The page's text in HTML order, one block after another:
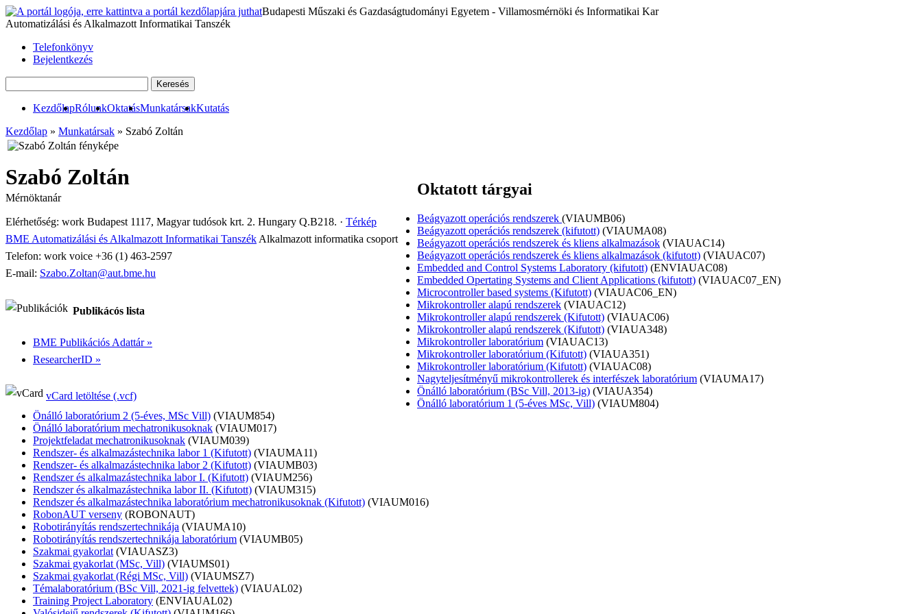
Budapesti Műszaki és Gazdaságtudományi Egyetem - Villamosmérnöki és Informatikai Kar
Automatizálási és Alkalmazott Informatikai Tanszék
Telefonkönyv
Bejelentkezés
KezdőlapRólunkOktatásMunkatársakKutatás
Kezdőlap » Munkatársak » Szabó Zoltán
Szabó Zoltán
Mérnöktanár
Elérhetőség: work Budapest 1117, Magyar tudósok krt. 2. Hungary Q.B218. · Térkép
BME Automatizálási és Alkalmazott Informatikai TanszékAlkalmazott informatika csoport
Telefon: work voice +36 (1) 463-2597
E-mail: Szabo.Zoltan@aut.bme.hu
Publikácós lista
BME Publikációs Adattár »
ResearcherID »
vCard letöltése (.vcf)
Oktatott tárgyai
Beágyazott operációs rendszerek (VIAUMB06)
Beágyazott operációs rendszerek (kifutott) (VIAUMA08)
Beágyazott operációs rendszerek és kliens alkalmazások (VIAUAC14)
Beágyazott operációs rendszerek és kliens alkalmazások (kifutott) (VIAUAC07)
Embedded and Control Systems Laboratory (kifutott) (ENVIAUAC08)
Embedded Opertating Systems and Client Applications (kifutott) (VIAUAC07_EN)
Microcontroller based systems (Kifutott) (VIAUAC06_EN)
Mikrokontroller alapú rendszerek (VIAUAC12)
Mikrokontroller alapú rendszerek (Kifutott) (VIAUAC06)
Mikrokontroller alapú rendszerek (Kifutott) (VIAUA348)
Mikrokontroller laboratórium (VIAUAC13)
Mikrokontroller laboratórium (Kifutott) (VIAUA351)
Mikrokontroller laboratórium (Kifutott) (VIAUAC08)
Nagyteljesítményű mikrokontrollerek és interfészek laboratórium (VIAUMA17)
Önálló laboratórium (BSc Vill, 2013-ig) (VIAUA354)
Önálló laboratórium 1 (5-éves MSc, Vill) (VIAUM804)
Önálló laboratórium 2 (5-éves, MSc Vill) (VIAUM854)
Önálló laboratórium mechatronikusoknak (VIAUM017)
Projektfeladat mechatronikusoknak (VIAUM039)
Rendszer- és alkalmazástechnika labor 1 (Kifutott) (VIAUMA11)
Rendszer- és alkalmazástechnika labor 2 (Kifutott) (VIAUMB03)
Rendszer és alkalmazástechnika labor I. (Kifutott) (VIAUM256)
Rendszer és alkalmazástechnika labor II. (Kifutott) (VIAUM315)
Rendszer és alkalmazástechnika laboratórium mechatronikusoknak (Kifutott) (VIAUM016)
RobonAUT verseny (ROBONAUT)
Robotirányítás rendszertechnikája (VIAUMA10)
Robotirányítás rendszertechnikája laboratórium (VIAUMB05)
Szakmai gyakorlat (VIAUASZ3)
Szakmai gyakorlat (MSc, Vill) (VIAUMS01)
Szakmai gyakorlat (Régi MSc, Vill) (VIAUMSZ7)
Témalaboratórium (BSc Vill, 2021-ig felvettek) (VIAUAL02)
Training Project Laboratory (ENVIAUAL02)